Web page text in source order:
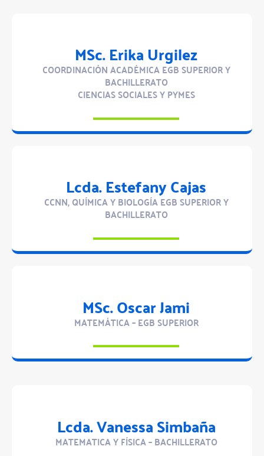
MSc. Erika Urgilez
COORDINACIÓN ACADÉMICA EGB SUPERIOR Y
BACHILLERATO
CIENCIAS SOCIALES Y PYMES
Lcda. Estefany Cajas
CCNN, QUÍMICA Y BIOLOGÍA EGB SUPERIOR Y
BACHILLERATO
MSc. Oscar Jami
MATEMÁTICA – EGB SUPERIOR
Lcda. Vanessa Simbaña
MATEMATICA Y FÍSICA – BACHILLERATO